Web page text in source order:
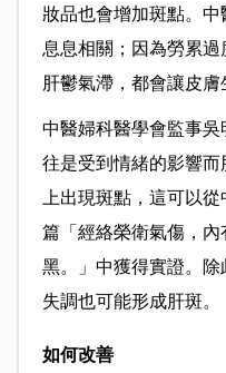
妝品也會增加斑點。
息息相關；因為勞累
肝鬱氣滯，都會讓皮膚
中醫婦科醫學會監事
往是受到情緒的影響
上出現斑點，這可以
篇「 經絡榮衛氣傷，
黑。
」中獲得實證。
失調也可能形成肝斑。
如何改善